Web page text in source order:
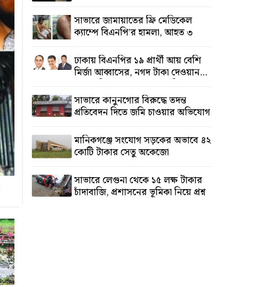
সাভারে জামায়াতের ফ্রি মেডিকেল
ক্যাম্পে বিএনপি’র হামলা, আহত ৩
ঢাকায় বিএনপির ১৯ প্রার্থী আয় বেশি
মির্জা আব্বাসের, নগদ টাকা দেওয়ান
সালাউদ্দিনের, অস্থাবর সম্পত্তি
তমিজউদ্দিনের
সাভারে কানুনগোর বিরুদ্ধে তদন্ত
প্রতিবেদন দিতে জমি চাওয়ার অভিযোগ
মানিকগঞ্জে সংযোগ সড়কের অভাবে ৪২
কোটি টাকার সেতু অকেজো
সাভারে লেগুনা থেকে ১৫ লক্ষ টাকার
চাঁদাবাজি, প্রশাসনের ভূমিকা নিয়ে প্রশ্ন